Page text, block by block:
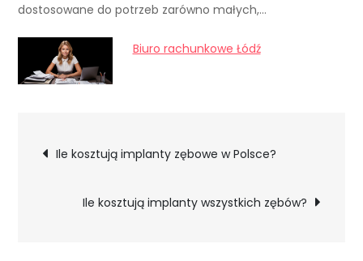
dostosowane do potrzeb zarówno małych,…
Biuro rachunkowe Łódź
Nawigacja
wpisu
Ile kosztują implanty zębowe w Polsce?
Ile kosztują implanty wszystkich zębów?